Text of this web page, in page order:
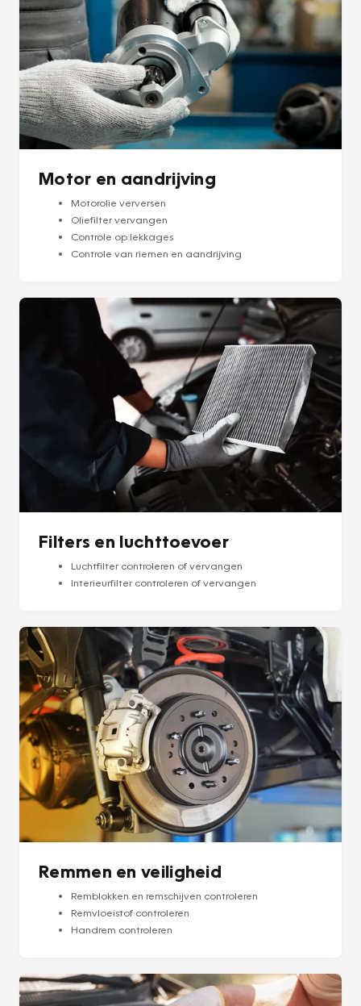
Motor en aandrijving
Motorolie verversen
Oliefilter vervangen
Controle op lekkages
Controle van riemen en aandrijving
Filters en luchttoevoer
Luchtfilter controleren of vervangen
Interieurfilter controleren of vervangen
Remmen en veiligheid
Remblokken en remschijven controleren
Remvloeistof controleren
Handrem controleren